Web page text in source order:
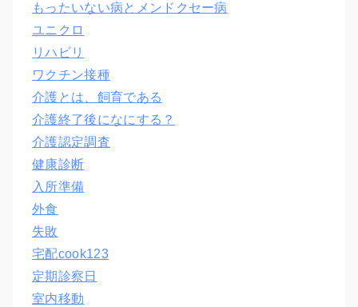
もったいない病とメンドクセー病
ユニクロ
リハビリ
ワクチン接種
介護とは、飼育である
介護終了後になにする？
介護認定調査
健康診断
入所準備
外食
失敗
宅配cook123
定期診察日
室内移動